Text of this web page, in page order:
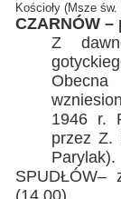
Kościoły (Msze
CZARNÓW –
Z
1946 r.
przez Z.
Parylak).
SPUDŁÓW–